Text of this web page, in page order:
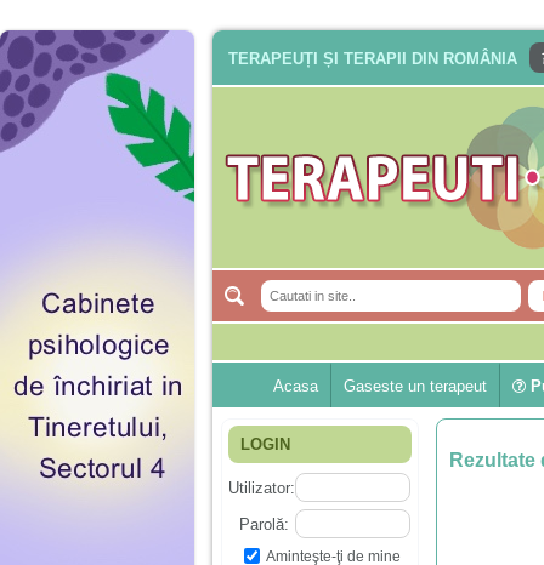
TERAPEUȚI ȘI TERAPII DIN ROMÂNIA
Acasa Gaseste un terapeut
LOGIN
Utilizator:
Parolă:
Aminteşte-ţi de mine
Rezultate